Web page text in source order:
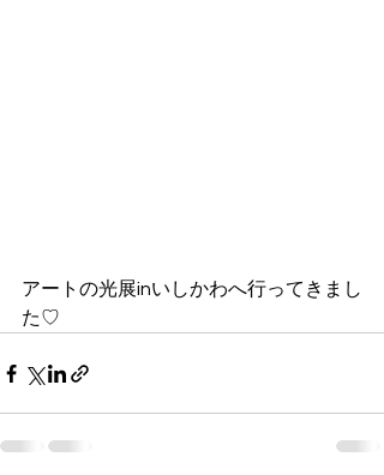
アートの光展inいしかわへ行ってきまし
た♡